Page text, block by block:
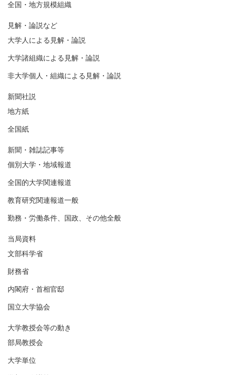
全国・地方規模組織
見解・論説など
大学人による見解・論説
大学諸組織による見解・論説
非大学個人・組織による見解・論説
新聞社説
地方紙
全国紙
新聞・雑誌記事等
個別大学・地域報道
全国的大学関連報道
教育研究関連報道一般
勤務・労働条件、国政、その他全般
当局資料
文部科学省
財務省
内閣府・首相官邸
国立大学協会
大学教授会等の動き
部局教授会
大学単位